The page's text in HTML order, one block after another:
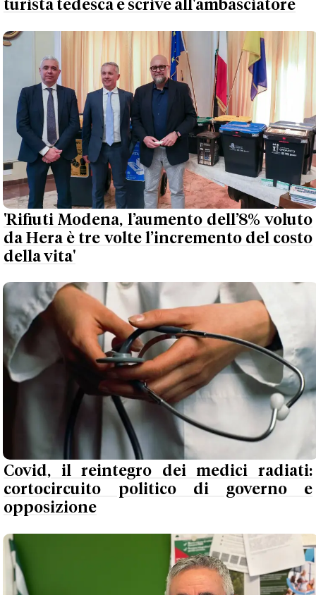
turista tedesca e scrive all'ambasciatore
'Rifiuti Modena, l’aumento dell’8% voluto
da Hera è tre volte l’incremento del costo
della vita'
Covid, il reintegro dei medici radiati:
cortocircuito politico di governo e
opposizione